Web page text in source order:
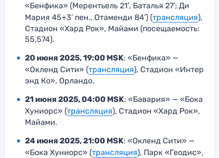
«Бенфика» (Мерентьель 21′, Баталья 27′; Ди
Мария 45+3′ пен., Отаменди 84′) (трансляция),
Стадион «Хард Рок», Майами (посещаемость:
55,574).
20 июня 2025, 19:00 MSK: «Бенфика» —
«Окленд Сити» (трансляция), Стадион «Интер
энд Ко», Орландо.
21 июня 2025, 04:00 MSK: «Бавария» — «Бока
Хуниорс» (трансляция), Стадион «Хард Рок»,
Майами.
24 июня 2025, 21:00 MSK: «Окленд Сити» —
«Бока Хуниорс» (трансляция), Парк «Геодис»,